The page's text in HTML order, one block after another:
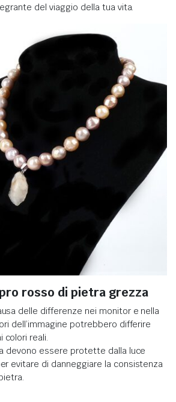
del viaggio della tua vita.
rosso di pietra grezza
delle differenze nei monitor e nella
dell’immagine potrebbero differire
colori reali.
devono essere protette dalla luce
evitare di danneggiare la consistenza